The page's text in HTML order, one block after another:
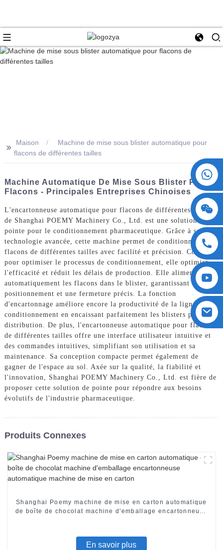
>>
Maison
Machine de mise sous blister automatique pour
flacons de différentes tailles
Machine Automatique De Mise Sous Blister Pour
Flacons - Principales Entreprises Chinoises
L'encartonneuse automatique pour flacons de différentes tailles
de Shanghai POEMY Machinery Co., Ltd. est une solution de
pointe pour le conditionnement pharmaceutique. Grâce à sa
technologie avancée, cette machine permet de conditionner des
flacons de différentes tailles avec facilité et précision. Conçue
pour optimiser le processus de conditionnement, elle optimise
l'efficacité et réduit les délais de production. Elle alimente
automatiquement les flacons dans le blister, garantissant ainsi un
positionnement et une fermeture précis. La fonction
d'encartonnage améliore encore la productivité de la ligne de
conditionnement en encaissant parfaitement les blisters pour la
distribution. De plus, l'encartonneuse automatique pour flacons
de différentes tailles offre une interface utilisateur intuitive et
des commandes intuitives, simplifiant son utilisation et sa
maintenance. Sa conception compacte permet également de
gagner de l'espace au sol. Axée sur la qualité, la fiabilité et
l'innovation, Shanghai POEMY Machinery Co., Ltd. est fière de
proposer cette solution de pointe pour répondre aux besoins
évolutifs de l'industrie pharmaceutique.
Produits Connexes
Shanghai Poemy machine de mise en carton automatique
de boîte de chocolat machine d'emballage encartonneuse
En savoir plus